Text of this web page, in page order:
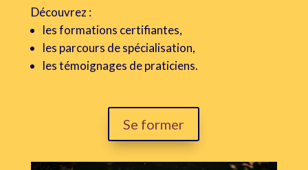
Découvrez :
les formations certifiantes,
les parcours de spécialisation,
les témoignages de praticiens.
Se former